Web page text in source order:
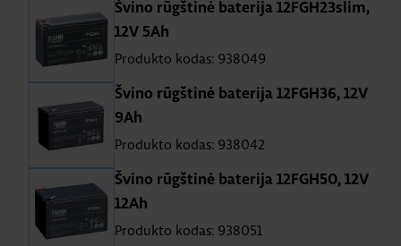
Švino rūgštinė baterija 12FGH23slim,
12V 5Ah
Produkto kodas: 938049
Švino rūgštinė baterija 12FGH36, 12V
9Ah
Produkto kodas: 938042
Švino rūgštinė baterija 12FGH50, 12V
12Ah
Produkto kodas: 938051